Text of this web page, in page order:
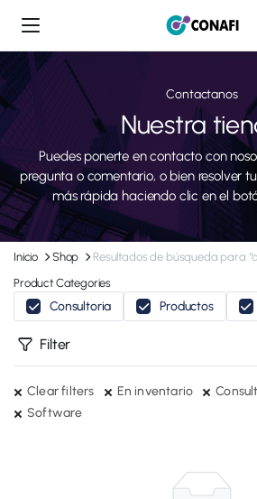
Contactanos
Nuestra
Puedes ponerte en contacto con
pregunta o comentario, o bien resolver
más rápida haciendo clic en el
Inicio Shop
Resultados de búsqueda para
Product Categories
Consultoria Productos
Filter
Clear filters En inventario
Software